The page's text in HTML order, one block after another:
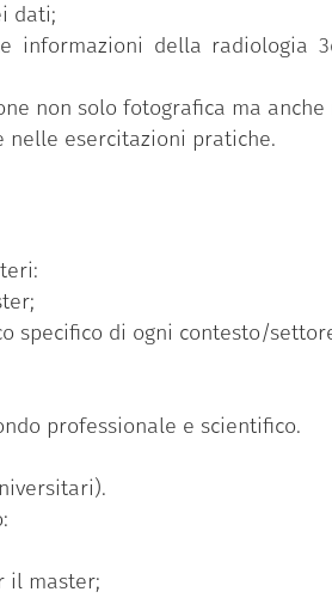
dati;
informazioni della radiologia
non solo fotografica ma
esercitazioni pratiche.
specifico di ogni contesto/
professionale e scientifico.
il master;